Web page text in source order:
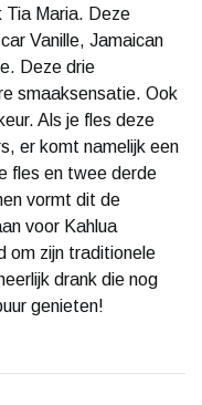
Tia Maria. Deze
Vanille, Jamaican
Deze drie
smaaksensatie. Ook
Als je fles deze
er komt namelijk een
fles en twee derde
vormt dit de
voor Kahlua
om zijn traditionele
drank die nog
genieten!